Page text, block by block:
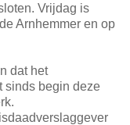
Vrijdag is
Arnhemmer en op
dat het
sinds begin deze